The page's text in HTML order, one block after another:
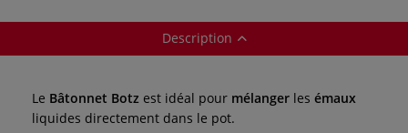
Description
Le Bâtonnet Botz est idéal pour mélanger les émaux
liquides directement dans le pot.